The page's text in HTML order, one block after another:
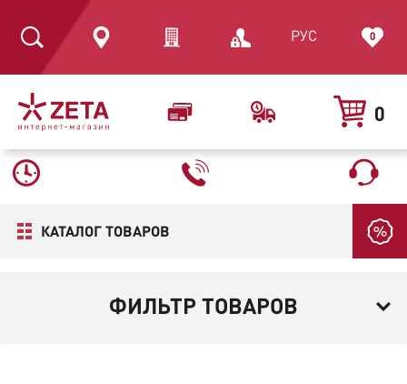
0
РУС 0
КАТАЛОГ ТОВАРОВ
ФИЛЬТР ТОВАРОВ